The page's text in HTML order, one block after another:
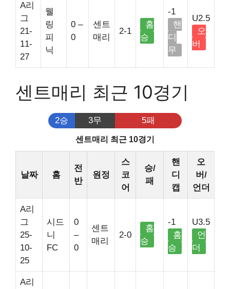
A리
그
21-
11-
27
웰
링
피
닉
0 –
0
센트
매리
2-1
홈
승
-1
핸
디
무
U2.5
오
버
센트매리 최근 10경기
2승 3무 5패
센트매리 최근 10경기
날짜 홈
전
반
원정
스
코
어
승/
패
핸
디
캡
오
버/
언더
A리
그
25-
10-
25
시드
니
FC
0
–
0
센트
매리
2-0
홈
승
-1
홈
승
U3.5
언
더
A리